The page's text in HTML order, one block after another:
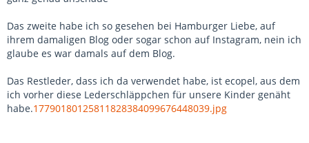
Das zweite habe ich so gesehen bei Hamburger Liebe, auf
ihrem damaligen Blog oder sogar schon auf Instagram, nein ich
glaube es war damals auf dem Blog.
Das Restleder, dass ich da verwendet habe, ist ecopel, aus dem
ich vorher diese Lederschläppchen für unsere Kinder genäht
habe.17790180125811828384099676448039.jpg